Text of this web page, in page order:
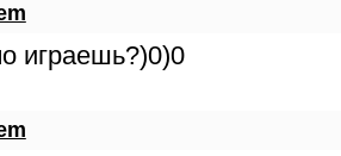
играешь?)0)0